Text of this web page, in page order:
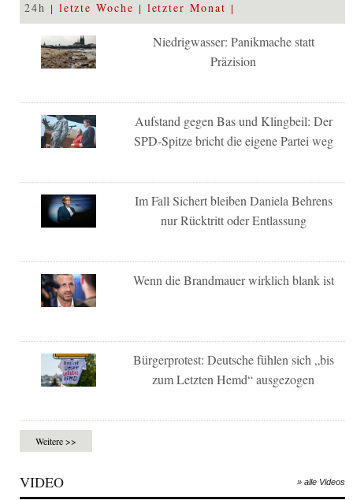
24h letzte Woche letzter Monat
Niedrigwasser: Panikmache statt
Präzision
Aufstand gegen Bas und Klingbeil: Der
SPD-Spitze bricht die eigene Partei weg
Im Fall Sichert bleiben Daniela Behrens
nur Rücktritt oder Entlassung
Wenn die Brandmauer wirklich blank ist
Bürgerprotest: Deutsche fühlen sich „bis
zum Letzten Hemd“ ausgezogen
Weitere >>
VIDEO » alle Videos